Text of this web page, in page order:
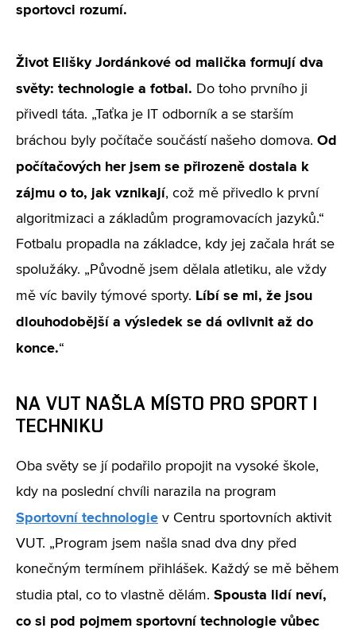
sportovci rozumí.
Život Elišky Jordánkové od malička formují dva
světy: technologie a fotbal. Do toho prvního ji
přivedl táta. „Taťka je IT odborník a se starším
bráchou byly počítače součástí našeho domova. Od
počítačových her jsem se přirozeně dostala k
zájmu o to, jak vznikají, což mě přivedlo k první
algoritmizaci a základům programovacích jazyků.“
Fotbalu propadla na základce, kdy jej začala hrát se
spolužáky. „Původně jsem dělala atletiku, ale vždy
mě víc bavily týmové sporty. Líbí se mi, že jsou
dlouhodobější a výsledek se dá ovlivnit až do
konce.“
NA VUT NAŠLA MÍSTO PRO SPORT I
TECHNIKU
Oba světy se jí podařilo propojit na vysoké škole,
kdy na poslední chvíli narazila na program
Sportovní technologie v Centru sportovních aktivit
VUT. „Program jsem našla snad dva dny před
konečným termínem přihlášek. Každý se mě během
studia ptal, co to vlastně dělám. Spousta lidí neví,
co si pod pojmem sportovní technologie vůbec